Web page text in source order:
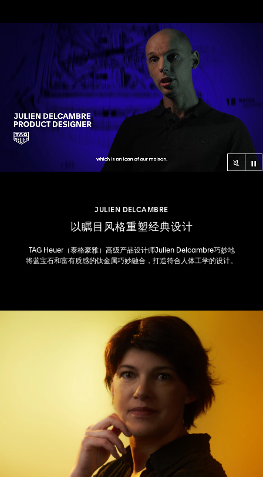
JULIEN DELCAMBRE
以瞩目风格重塑经典设计
TAG Heuer（泰格豪雅）高级产品设计师Julien Delcambre巧妙地
将蓝宝石和富有质感的钛金属巧妙融合，打造符合人体工学的设计。